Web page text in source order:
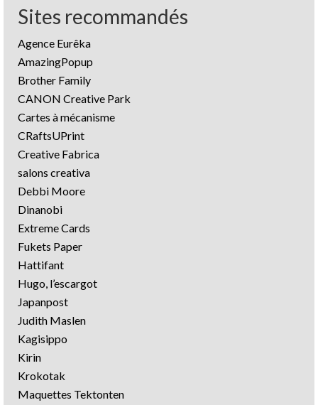
Sites recommandés
Agence Eurêka
AmazingPopup
Brother Family
CANON Creative Park
Cartes à mécanisme
CRaftsUPrint
Creative Fabrica
salons creativa
Debbi Moore
Dinanobi
Extreme Cards
Fukets Paper
Hattifant
Hugo, l’escargot
Japanpost
Judith Maslen
Kagisippo
Kirin
Krokotak
Maquettes Tektonten